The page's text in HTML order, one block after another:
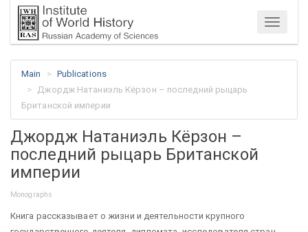
Menu
Main
Publications
Джордж Натаниэль Кёрзон – последний рыцарь
Британской империи
Джордж Натаниэль Кёрзон –
последний рыцарь Британской
империи
Monographs
Книга рассказывает о жизни и деятельности крупного